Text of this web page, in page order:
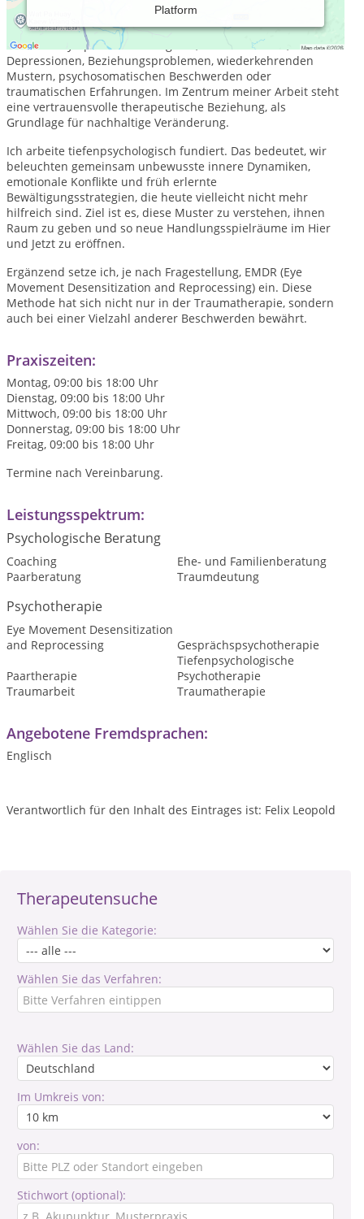
Therapeutensuche
Wählen Sie die Kategorie:
Wählen Sie das Verfahren:
Wählen Sie das Land:
Im Umkreis von:
von:
Stichwort (optional):
Platform
In meiner psychotherapeutischen Privatpraxis in Augsburg
begleite ich Erwachsene in belastenden Lebenssituationen
sowie bei Symptomen wie Ängsten, innerer Unruhe,
Depressionen, Beziehungsproblemen, wiederkehrenden
Mustern, psychosomatischen Beschwerden oder
traumatischen Erfahrungen. Im Zentrum meiner Arbeit steht
eine vertrauensvolle therapeutische Beziehung, als
Grundlage für nachhaltige Veränderung.
Ich arbeite tiefenpsychologisch fundiert. Das bedeutet, wir
beleuchten gemeinsam unbewusste innere Dynamiken,
emotionale Konflikte und früh erlernte
Bewältigungsstrategien, die heute vielleicht nicht mehr
hilfreich sind. Ziel ist es, diese Muster zu verstehen, ihnen
Raum zu geben und so neue Handlungsspielräume im Hier
und Jetzt zu eröffnen.
Ergänzend setze ich, je nach Fragestellung, EMDR (Eye
Movement Desensitization and Reprocessing) ein. Diese
Methode hat sich nicht nur in der Traumatherapie, sondern
auch bei einer Vielzahl anderer Beschwerden bewährt.
Praxiszeiten:
Montag, 09:00 bis 18:00 Uhr
Dienstag, 09:00 bis 18:00 Uhr
Mittwoch, 09:00 bis 18:00 Uhr
Donnerstag, 09:00 bis 18:00 Uhr
Freitag, 09:00 bis 18:00 Uhr
Termine nach Vereinbarung.
Leistungsspektrum:
Psychologische Beratung
Coaching
Ehe- und Familienberatung
Paarberatung
Traumdeutung
Psychotherapie
Eye Movement Desensitization
and Reprocessing
Gesprächspsychotherapie
Paartherapie
Tiefenpsychologische
Psychotherapie
Traumarbeit
Traumatherapie
Angebotene Fremdsprachen:
Englisch
Verantwortlich für den Inhalt des Eintrages ist: Felix Leopold